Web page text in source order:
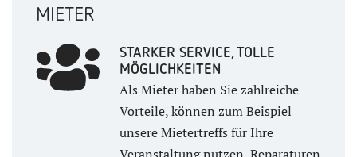
MIETER
STARKER SERVICE, TOLLE
MÖGLICHKEITEN
Als Mieter haben Sie zahlreiche
Vorteile, können zum Beispiel
unsere Mietertreffs für Ihre